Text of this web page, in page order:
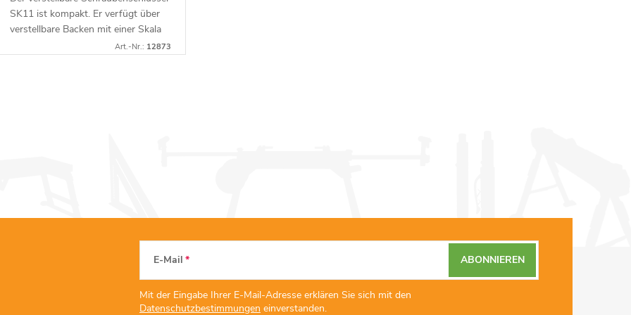
SK11 ist kompakt. Er verfügt über
verstellbare Backen mit einer Skala
von 0-30 mm. Hergestellt aus
Art.-Nr.: 12873
E-Mail
Mit der Eingabe Ihrer E-Mail-Adresse erklären Sie sich mit den
Datenschutzbestimmungen einverstanden.
ABONNIEREN